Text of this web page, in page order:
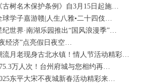
古树名木保护条例》自3月15日起施…
球学子嘉游赣|人生八雅•二十四伎…
纪世界·南湖乐园推出“国风浪漫季”…
经济”点亮假日夜空…
流月老现身古北水镇！情人节活动精彩…
万人次！台州府城与您相约再…
东平大宋不夜城新春活动精彩来…